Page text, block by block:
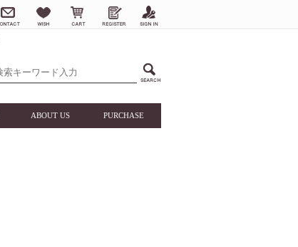
ABOUT US PURCHASE